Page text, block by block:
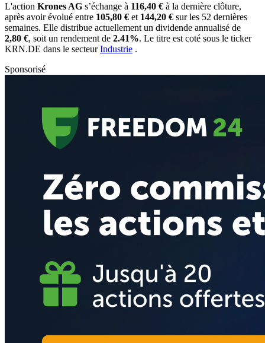
L'action Krones AG s’échange à 116,40 € à la dernière clôture,
après avoir évolué entre 105,80 € et 144,20 € sur les 52 dernières
semaines. Elle distribue actuellement un dividende annualisé de
2,80 €, soit un rendement de 2.41%. Le titre est coté sous le ticker
KRN.DE dans le secteurIndustrie .
Sponsorisé